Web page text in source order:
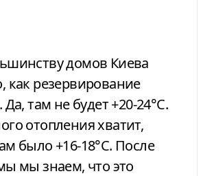
домов Киева
как резервирование
Да, там не будет +20-24°C.
отопления хватит,
было +16-18°C. После
мы знаем, что это